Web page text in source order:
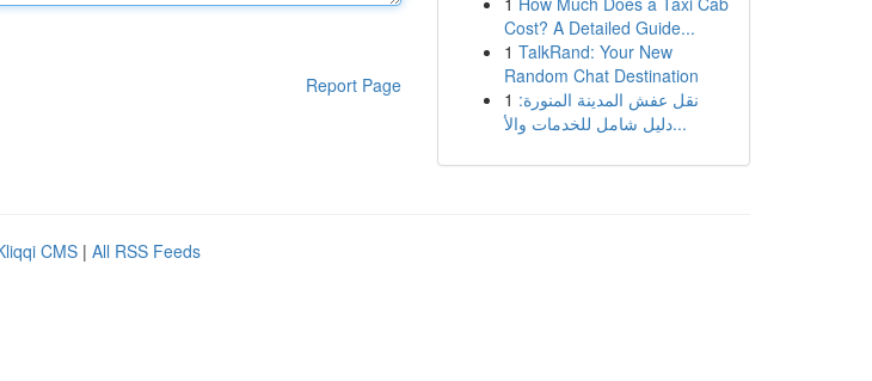
Report Page
Cost? A Detailed Guide...
1 TalkRand: Your New
Random Chat Destination
1 نقل عفش المدينة المنورة:
دليل شامل للخدمات والأ...
CMS | All RSS Feeds